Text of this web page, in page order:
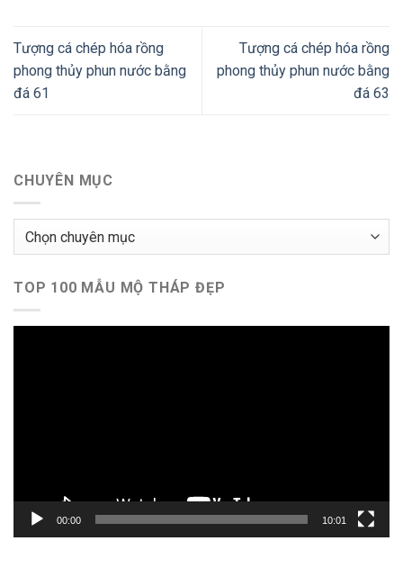
Tượng cá chép hóa rồng
phong thủy phun nước bằng
đá 61
Tượng cá chép hóa rồng
phong thủy phun nước bằng
đá 63
CHUYÊN MỤC
Chuyên
TOP 100 MẪU MỘ THÁP ĐẸP
00:00 10:01